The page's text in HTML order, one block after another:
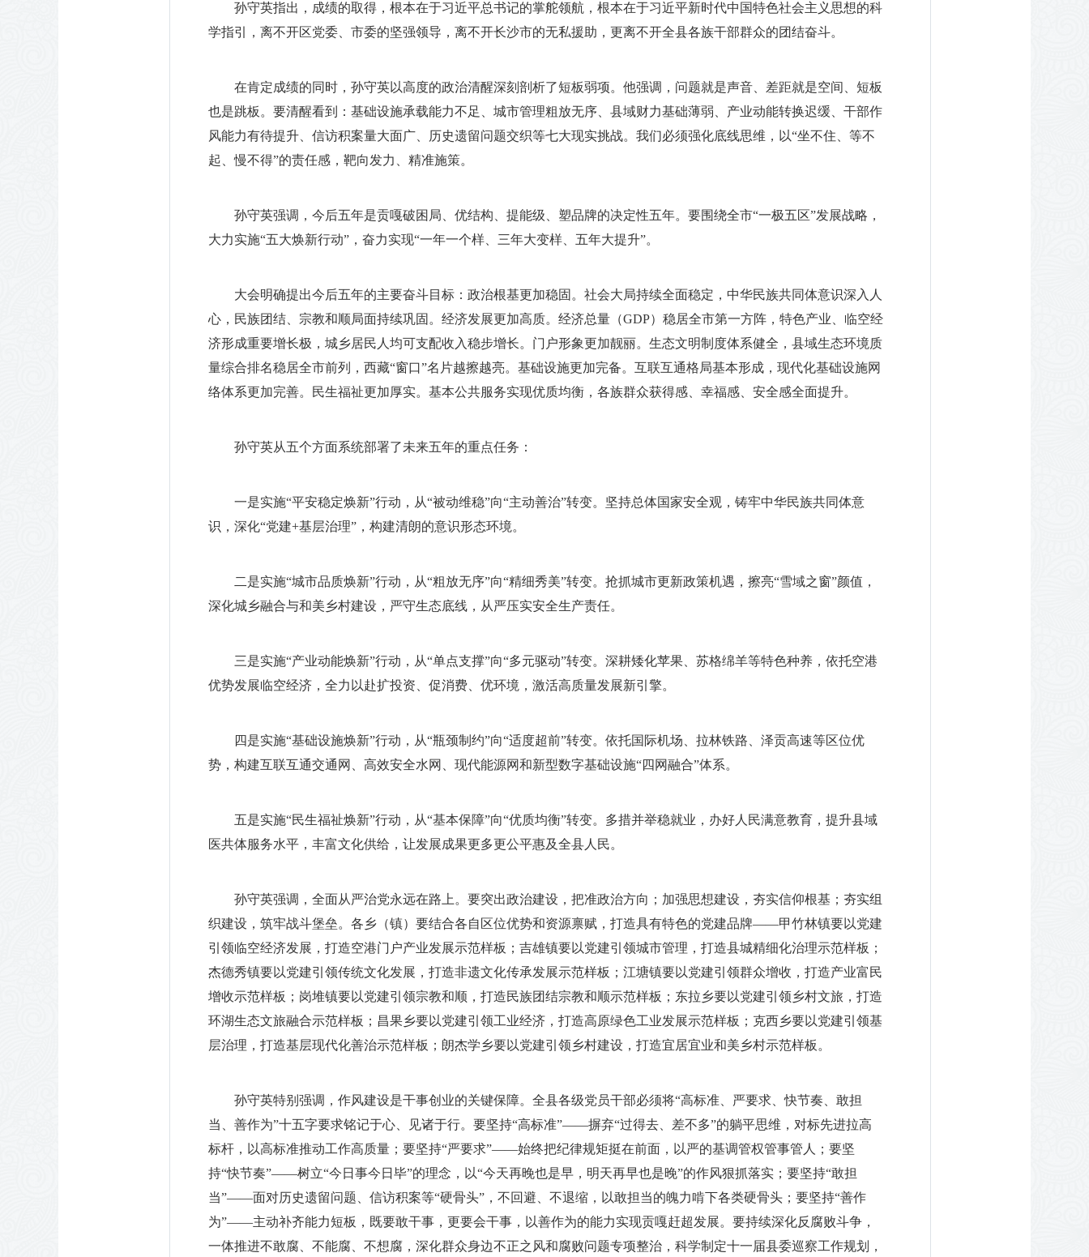
孙守英指出，成绩的取得，根本在于习近平总书记的掌舵领航，根本在于习近平新时代中国特色社会主义思想的科
学指引，离不开区党委、市委的坚强领导，离不开长沙市的无私援助，更离不开全县各族干部群众的团结奋斗。
在肯定成绩的同时，孙守英以高度的政治清醒深刻剖析了短板弱项。他强调，问题就是声音、差距就是空间、短板
也是跳板。要清醒看到：基础设施承载能力不足、城市管理粗放无序、县域财力基础薄弱、产业动能转换迟缓、干部作
风能力有待提升、信访积案量大面广、历史遗留问题交织等七大现实挑战。我们必须强化底线思维，以“坐不住、等不
起、慢不得”的责任感，靶向发力、精准施策。
孙守英强调，今后五年是贡嘎破困局、优结构、提能级、塑品牌的决定性五年。要围绕全市“一极五区”发展战略，
大力实施“五大焕新行动”，奋力实现“一年一个样、三年大变样、五年大提升”。
大会明确提出今后五年的主要奋斗目标：政治根基更加稳固。社会大局持续全面稳定，中华民族共同体意识深入人
心，民族团结、宗教和顺局面持续巩固。经济发展更加高质。经济总量（GDP）稳居全市第一方阵，特色产业、临空经
济形成重要增长极，城乡居民人均可支配收入稳步增长。门户形象更加靓丽。生态文明制度体系健全，县域生态环境质
量综合排名稳居全市前列，西藏“窗口”名片越擦越亮。基础设施更加完备。互联互通格局基本形成，现代化基础设施网
络体系更加完善。民生福祉更加厚实。基本公共服务实现优质均衡，各族群众获得感、幸福感、安全感全面提升。
孙守英从五个方面系统部署了未来五年的重点任务：
一是实施“平安稳定焕新”行动，从“被动维稳”向“主动善治”转变。坚持总体国家安全观，铸牢中华民族共同体意
识，深化“党建+基层治理”，构建清朗的意识形态环境。
二是实施“城市品质焕新”行动，从“粗放无序”向“精细秀美”转变。抢抓城市更新政策机遇，擦亮“雪域之窗”颜值，
深化城乡融合与和美乡村建设，严守生态底线，从严压实安全生产责任。
三是实施“产业动能焕新”行动，从“单点支撑”向“多元驱动”转变。深耕矮化苹果、苏格绵羊等特色种养，依托空港
优势发展临空经济，全力以赴扩投资、促消费、优环境，激活高质量发展新引擎。
四是实施“基础设施焕新”行动，从“瓶颈制约”向“适度超前”转变。依托国际机场、拉林铁路、泽贡高速等区位优
势，构建互联互通交通网、高效安全水网、现代能源网和新型数字基础设施“四网融合”体系。
五是实施“民生福祉焕新”行动，从“基本保障”向“优质均衡”转变。多措并举稳就业，办好人民满意教育，提升县域
医共体服务水平，丰富文化供给，让发展成果更多更公平惠及全县人民。
孙守英强调，全面从严治党永远在路上。要突出政治建设，把准政治方向；加强思想建设，夯实信仰根基；夯实组
织建设，筑牢战斗堡垒。各乡（镇）要结合各自区位优势和资源禀赋，打造具有特色的党建品牌——甲竹林镇要以党建
引领临空经济发展，打造空港门户产业发展示范样板；吉雄镇要以党建引领城市管理，打造县城精细化治理示范样板；
杰德秀镇要以党建引领传统文化发展，打造非遗文化传承发展示范样板；江塘镇要以党建引领群众增收，打造产业富民
增收示范样板；岗堆镇要以党建引领宗教和顺，打造民族团结宗教和顺示范样板；东拉乡要以党建引领乡村文旅，打造
环湖生态文旅融合示范样板；昌果乡要以党建引领工业经济，打造高原绿色工业发展示范样板；克西乡要以党建引领基
层治理，打造基层现代化善治示范样板；朗杰学乡要以党建引领乡村建设，打造宜居宜业和美乡村示范样板。
孙守英特别强调，作风建设是干事创业的关键保障。全县各级党员干部必须将“高标准、严要求、快节奏、敢担
当、善作为”十五字要求铭记于心、见诸于行。要坚持“高标准”——摒弃“过得去、差不多”的躺平思维，对标先进拉高
标杆，以高标准推动工作高质量；要坚持“严要求”——始终把纪律规矩挺在前面，以严的基调管权管事管人；要坚
持“快节奏”——树立“今日事今日毕”的理念，以“今天再晚也是早，明天再早也是晚”的作风狠抓落实；要坚持“敢担
当”——面对历史遗留问题、信访积案等“硬骨头”，不回避、不退缩，以敢担当的魄力啃下各类硬骨头；要坚持“善作
为”——主动补齐能力短板，既要敢干事，更要会干事，以善作为的能力实现贡嘎赶超发展。要持续深化反腐败斗争，
一体推进不敢腐、不能腐、不想腐，深化群众身边不正之风和腐败问题专项整治，科学制定十一届县委巡察工作规划，